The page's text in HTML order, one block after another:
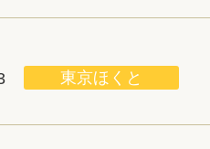
東京ほくと